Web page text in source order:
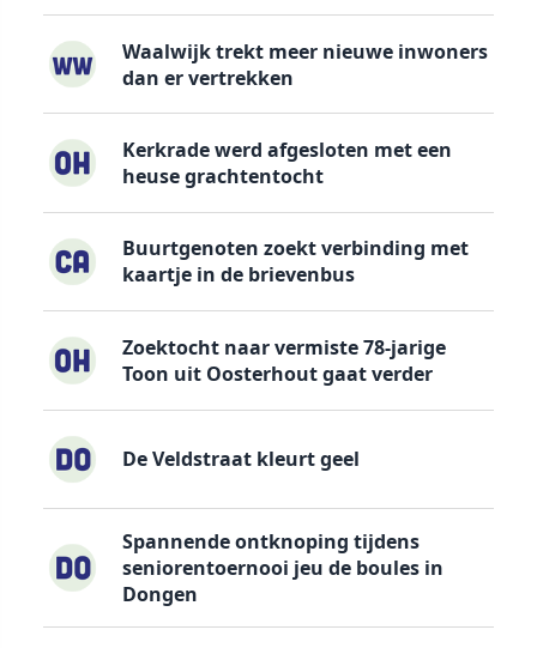
Waalwijk trekt meer nieuwe inwoners
dan er vertrekken
Kerkrade werd afgesloten met een
heuse grachtentocht
Buurtgenoten zoekt verbinding met
kaartje in de brievenbus
Zoektocht naar vermiste 78-jarige
Toon uit Oosterhout gaat verder
De Veldstraat kleurt geel
Spannende ontknoping tijdens
seniorentoernooi jeu de boules in
Dongen